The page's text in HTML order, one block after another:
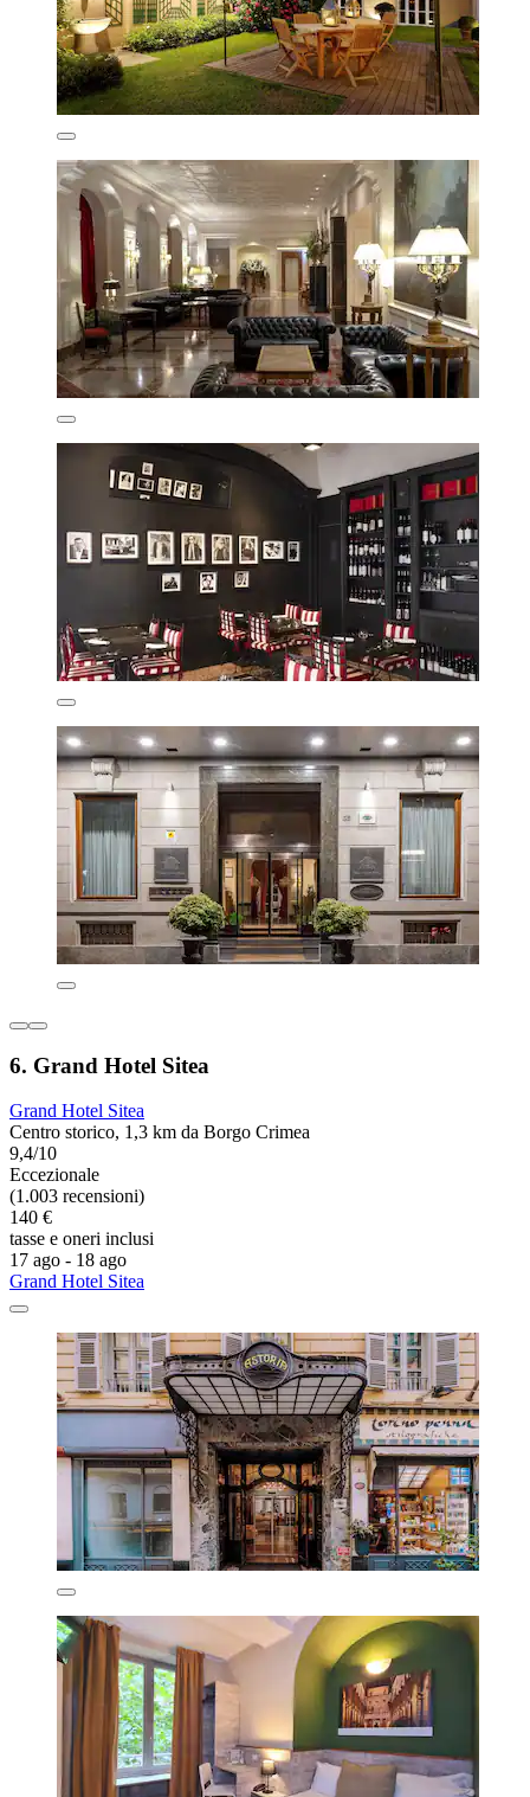
6. Grand Hotel Sitea
Grand Hotel Sitea
Centro storico, 1,3 km da Borgo Crimea
9,4/10
Eccezionale
(1.003 recensioni)
140 €
tasse e oneri inclusi
17 ago - 18 ago
Grand Hotel Sitea